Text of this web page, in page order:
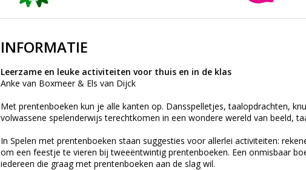
INFORMATIE
Leerzame en leuke activiteiten voor thuis en in de klas
Anke van Boxmeer & Els van Dijck
Met prentenboeken kun je alle kanten op. Dansspelletjes, taalopdrachten,
volwassene spelenderwijs terechtkomen in een wondere wereld van beeld,
In Spelen met prentenboeken staan suggesties voor allerlei activiteiten:
om een feestje te vieren bij tweeëntwintig prentenboeken. Een onmisbaar
iedereen die graag met prentenboeken aan de slag wil.